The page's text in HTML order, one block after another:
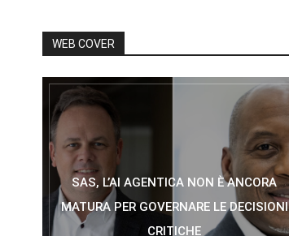
WEB COVER
SAS, L’AI AGENTICA NON È ANCORA
MATURA PER GOVERNARE LE DECISIONI
CRITICHE